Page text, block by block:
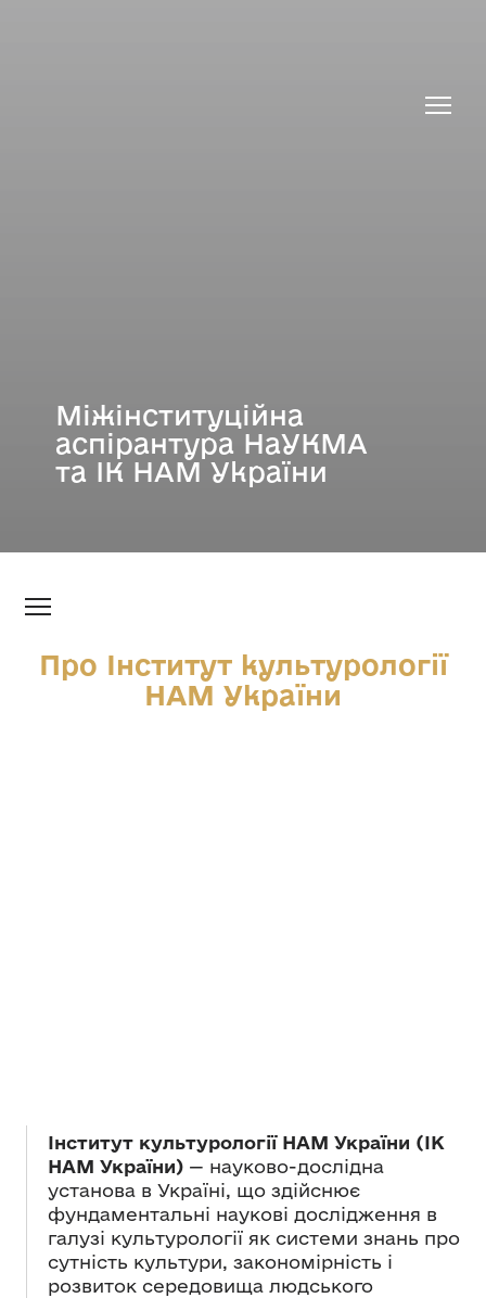
Міжінституційна
аспірантура НаУКМА
та ІК НАМ України
Про Інститут культурології
НАМ України
Інститут культурології НАМ України (ІК
НАМ України) — науково-дослідна
установа в Україні, що здійснює
фундаментальні наукові дослідження в
галузі культурології як системи знань про
сутність культури, закономірність і
розвиток середовища людського